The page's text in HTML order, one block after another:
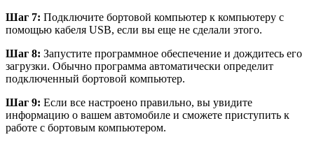
Шаг 7: Подключите бортовой компьютер к компьютеру с
помощью кабеля USB, если вы еще не сделали этого.
Шаг 8: Запустите программное обеспечение и дождитесь его
загрузки. Обычно программа автоматически определит
подключенный бортовой компьютер.
Шаг 9: Если все настроено правильно, вы увидите
информацию о вашем автомобиле и сможете приступить к
работе с бортовым компьютером.